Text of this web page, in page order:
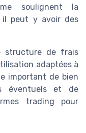
soulignent la
il peut y avoir des
structure de frais
adaptées à
important de bien
éventuels et de
trading pour